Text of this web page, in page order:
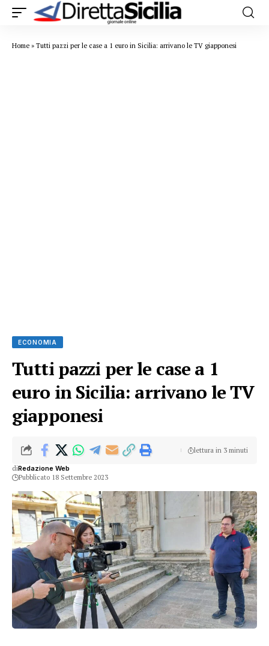
Home » Tutti pazzi per le case a 1 euro in Sicilia: arrivano le TV giapponesi
ECONOMIA
Tutti pazzi per le case a 1
euro in Sicilia: arrivano le TV
giapponesi
diRedazione Web
Pubblicato 18 Settembre 2023
lettura in 3 minuti